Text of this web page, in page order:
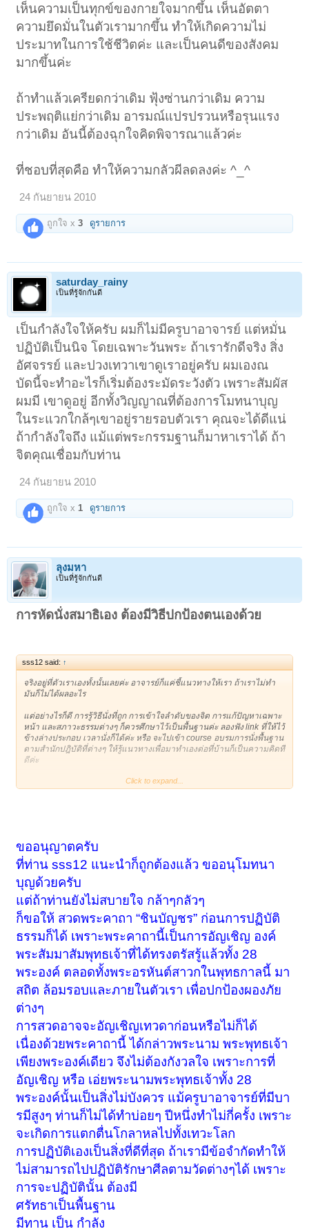
เห็นความเป็นทุกข์ของกายใจมากขึ้น เห็นอัตตา
ความยึดมั่นในตัวเรามากขึ้น ทำให้เกิดความไม่
ประมาทในการใช้ชีวิตค่ะ และเป็นคนดีของสังคม
มากขึ้นค่ะ
ถ้าทำแล้วเครียดกว่าเดิม ฟุ้งซ่านกว่าเดิม ความ
ประพฤติแย่กว่าเดิม อารมณ์แปรปรวนหรือรุนแรง
กว่าเดิม อันนี้ต้องฉุกใจคิดพิจารณาแล้วค่ะ
ที่ชอบที่สุดคือ ทำให้ความกลัวผีลดลงค่ะ ^_^
24 กันยายน 2010
ถูกใจ x3 ดูรายการ
saturday_rainy
เป็นที่รู้จักกันดี
เป็นกำลังใจให้ครับ ผมก็ไม่มีครูบาอาจารย์ แต่หมั่น
ปฏิบัติเป็นนิจ โดยเฉพาะวันพระ ถ้าเรารักดีจริง สิ่ง
อัศจรรย์ และปวงเทวาเขาดูเราอยู่ครับ ผมเองณ
บัดนี้จะทำอะไรก็เริ่มต้องระมัดระวังตัว เพราะสัมผัส
ผมมี เขาดูอยู่ อีกทั้งวิญญาณที่ต้องการโมทนาบุญ
ในระแวกใกล้ๆเขาอยู่รายรอบตัวเรา คุณจะได้ดีแน่
ถ้ากำลังใจถึง แม้แต่พระกรรมฐานก็มาหาเราได้ ถ้า
จิตคุณเชื่อมกับท่าน
24 กันยายน 2010
ถูกใจ x1 ดูรายการ
ลุงมหา
เป็นที่รู้จักกันดี
การหัดนั่งสมาธิเอง ต้องมีวิธีปกป้องตนเองด้วย
sss12 said: ↑
จริงอยู่ที่ตัวเราเองทั้งนั้นเลยค่ะ อาจารย์ก็แค่ชี้แนวทางให้เรา ถ้าเราไม่ทำ
มันก็ไม่ได้ผลอะไร
แต่อย่างไรก็ดี การรู้วิธีนั่งที่ถูก การเข้าใจลำดับของจิต การแก้ปัญหาเฉพาะ
หน้า และสภาวะธรรมต่างๆ ก็ควรศึกษาไว้เป็นพื้นฐานค่ะ ลองฟัง link ที่ให้ไว้
ข้างล่างประกอบ เวลานั่งก็ได้ค่ะ หรือ จะไปเข้า course อบรมการนั่งพื้นฐาน
ตามสำนักปฎิบัติที่ต่างๆ ให้รู้แนวทางเพื่อมาทำเองต่อที่บ้านก็เป็นความคิดที่
ดีค่ะ
- เสียงอ่าน "วิธีทำสมาธิแบบหลวงปู่มั่น" เล่าโดย พระอาจารย์มหาบัว ญาณ
Click to expand...
ขออนุญาตครับ
ที่ท่าน sss12 แนะนำก็ถูกต้องแล้ว ขออนุโมทนา
บุญด้วยครับ
แต่ถ้าท่านยังไม่สบายใจ กล้าๆกลัวๆ
ก็ขอให้ สวดพระคาถา “ชินบัญชร” ก่อนการปฏิบัติ
ธรรมก็ได้ เพราะพระคาถานี้เป็นการอัญเชิญ องค์
พระสัมมาสัมพุทธเจ้าที่ได้ทรงตรัสรู้แล้วทั้ง 28
พระองค์ ตลอดทั้งพระอรหันต์สาวกในพุทธกาลนี้ มา
สถิต ล้อมรอบและภายในตัวเรา เพื่อปกป้องผองภัย
ต่างๆ
การสวดอาจจะอัญเชิญเทวดาก่อนหรือไม่ก็ได้
เนื่องด้วยพระคาถานี้ ได้กล่าวพระนาม พระพุทธเจ้า
เพียงพระองค์เดียว จึงไม่ต้องกังวลใจ เพราะการที่
อัญเชิญ หรือ เอ่ยพระนามพระพุทธเจ้าทั้ง 28
พระองค์นั้นเป็นสิ่งไม่บังควร แม้ครูบาอาจารย์ที่มีบา
รมีสูงๆ ท่านก็ไม่ได้ทำบ่อยๆ ปีหนึ่งทำไม่กี่ครั้ง เพราะ
จะเกิดการแตกตื่นโกลาหลไปทั้งเทวะโลก
การปฏิบัติเองเป็นสิ่งที่ดีที่สุด ถ้าเรามีข้อจำกัดทำให้
ไม่สามารถไปปฏิบัติรักษาศีลตามวัดต่างๆได้ เพราะ
การจะปฏิบัตินั้น ต้องมี
ศรัทธาเป็นพื้นฐาน
มีทาน เป็น กำลัง